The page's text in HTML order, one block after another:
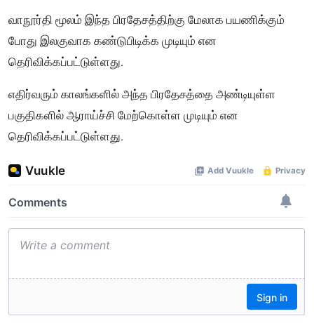
வாநூர்தி மூலம் இந்த பிரதேசத்திற்கு மேலாக பயணிக்கும்
போது இலகுவாக கண்டுபிடிக்க முடியும் என
தெரிவிக்கப்பட்டுள்ளது.
எதிர்வரும் காலங்களில் அந்த பிரதேசத்தை அண்டியுள்ள
பகுதிகளில் ஆராய்ச்சி மேற்கொள்ள முடியும் என
தெரிவிக்கப்பட்டுள்ளது.